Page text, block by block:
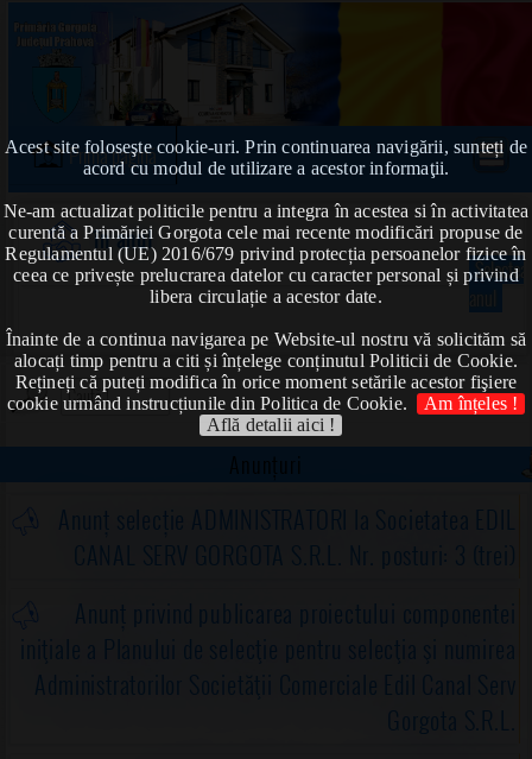
Acest site foloseşte cookie-uri. Prin continuarea navigării, sunteți de
acord cu modul de utilizare a acestor informaţii.
Ne-am actualizat politicile pentru a integra în acestea si în activitatea
curentă a Primăriei Gorgota cele mai recente modificări propuse de
Regulamentul (UE) 2016/679 privind protecția persoanelor fizice în
ceea ce privește prelucrarea datelor cu caracter personal și privind
libera circulație a acestor date.
Înainte de a continua navigarea pe Website-ul nostru vă solicităm să
alocați timp pentru a citi și înțelege conținutul Politicii de Cookie.
Rețineți că puteți modifica în orice moment setările acestor fişiere
cookie urmând instrucțiunile din Politica de Cookie.
Am înțeles !
Află detalii aici !
Prima pagină
în anul
Anunțuri
Anunț selecție ADMINISTRATORI la Societatea EDIL
CANAL SERV GORGOTA S.R.L. Nr. posturi: 3 (trei)
Anunț privind publicarea proiectului componentei
iniţiale a Planului de selecţie pentru selecţia şi numirea
Administratorilor Societăţii Comerciale Edil Canal Serv
Gorgota S.R.L.